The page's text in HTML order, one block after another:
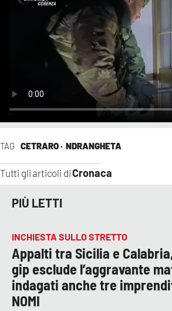
TAG CETRARO · NDRANGHETA
Tutti gli articoli diCronaca
PIÙ LETTI
INCHIESTA SULLO STRETTO
Appalti tra Sicilia e
gip esclude l’aggravante
indagati anche tre
NOMI